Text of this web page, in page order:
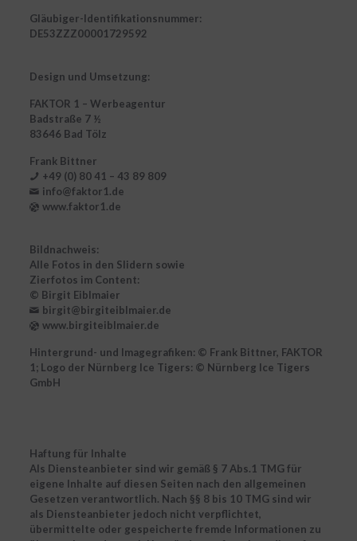
Gläubiger-Identifikationsnummer:
DE53ZZZ00001729592
Design und Umsetzung:
FAKTOR 1 – Werbeagentur
Badstraße 7 ½
83646 Bad Tölz
Frank Bittner
+49 (0) 80 41 – 43 89 809
info@faktor1.de
www.faktor1.de
Bildnachweis:
Alle Fotos in den Slidern sowie
Zierfotos im Content:
© Birgit Eiblmaier
birgit@birgiteiblmaier.de
www.birgiteiblmaier.de
Hintergrund- und Imagegrafiken: © Frank Bittner, FAKTOR
1; Logo der Nürnberg Ice Tigers: © Nürnberg Ice Tigers
GmbH
Haftung für Inhalte
Als Diensteanbieter sind wir gemäß § 7 Abs.1 TMG für
eigene Inhalte auf diesen Seiten nach den allgemeinen
Gesetzen verantwortlich. Nach §§ 8 bis 10 TMG sind wir
als Diensteanbieter jedoch nicht verpflichtet,
übermittelte oder gespeicherte fremde Informationen zu